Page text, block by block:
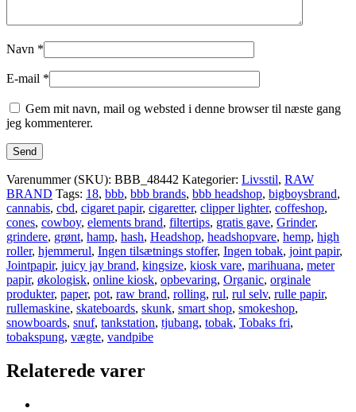
Navn *
E-mail *
Gem mit navn, mail og websted i denne browser til næste gang
jeg kommenterer.
Varenummer (SKU): BBB_48442 Kategorier: Livsstil, RAW
BRAND Tags: 18, bbb, bbb brands, bbb headshop, bigboysbrand,
cannabis, cbd, cigaret papir, cigaretter, clipper lighter, coffeshop,
cones, cowboy, elements brand, filtertips, gratis gave, Grinder,
grindere, grønt, hamp, hash, Headshop, headshopvare, hemp, high
roller, hjemmerul, Ingen tilsætnings stoffer, Ingen tobak, joint papir,
Jointpapir, juicy jay brand, kingsize, kiosk vare, marihuana, meter
papir, økologisk, online kiosk, opbevaring, Organic, orginale
produkter, paper, pot, raw brand, rolling, rul, rul selv, rulle papir,
rullemaskine, skateboards, skunk, smart shop, smokeshop,
snowboards, snuf, tankstation, tjubang, tobak, Tobaks fri,
tobakspung, vægte, vandpibe
Relaterede varer